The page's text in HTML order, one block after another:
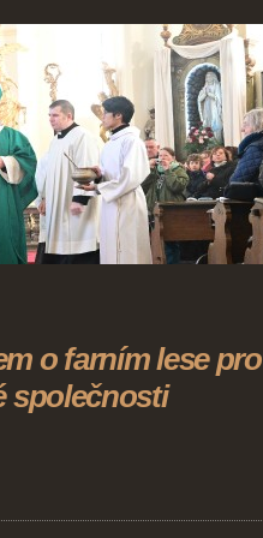
o farním lese pro
společnosti